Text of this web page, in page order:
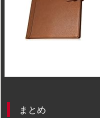
まとめ